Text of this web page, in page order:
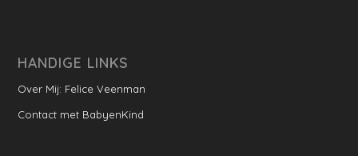
HANDIGE LINKS
Over Mij: Felice Veenman
Contact met BabyenKind